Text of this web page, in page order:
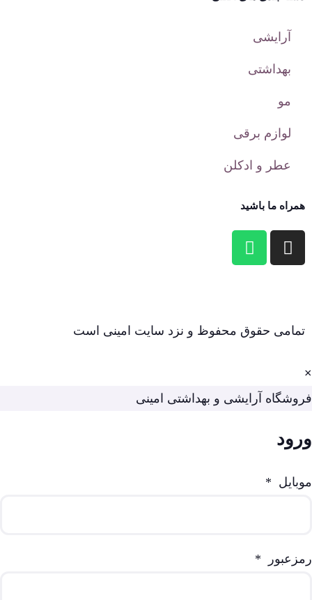
آرایشی
بهداشتی
مو
لوازم برقی
عطر و ادکلن
همراه ما باشید
تمامی حقوق محفوظ و نزد سایت امینی است
×
فروشگاه آرایشی و بهداشتی امینی
ورود
موبایل *
رمزعبور *